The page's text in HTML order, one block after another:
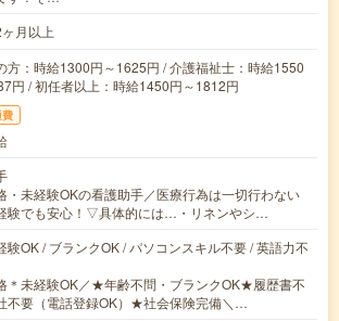
月以上
方：時給1300円～1625円 / 介護福祉士：時給1550
円 / 初任者以上：時給1450円～1812円
・未経験OKの看護助手／医療行為は一切行わない
験でも安心！▽具体的には…・リネンやシ…
験OK / ブランクOK / パソコンスキル不要 / 英語力不
＊未経験OK／★年齢不問・ブランクOK★履歴書不
不要（電話登録OK）★社会保険完備＼…